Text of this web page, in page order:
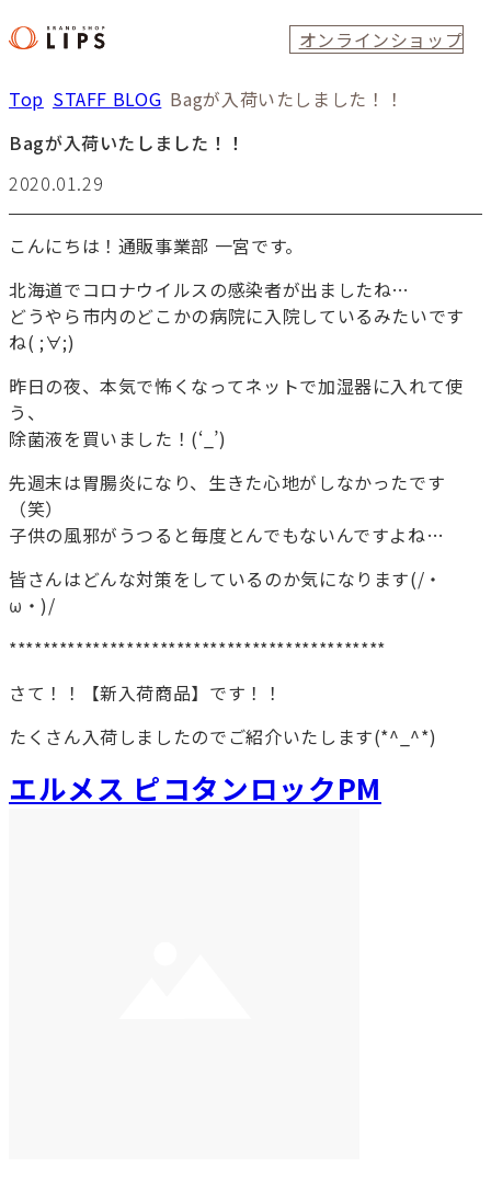
オンラインショップ
Top STAFF BLOG Bagが入荷いたしました！！
Bagが入荷いたしました！！
2020.01.29
こんにちは！通販事業部 一宮です。
北海道でコロナウイルスの感染者が出ましたね…
どうやら市内のどこかの病院に入院しているみたいです
ね( ;∀;)
昨日の夜、本気で怖くなってネットで加湿器に入れて使
う、
除菌液を買いました！(‘_’)
先週末は胃腸炎になり、生きた心地がしなかったです
（笑）
子供の風邪がうつると毎度とんでもないんですよね…
皆さんはどんな対策をしているのか気になります(/・
ω・)/
*********************************************
さて！！【新入荷商品】です！！
たくさん入荷しましたのでご紹介いたします(*^_^*)
エルメス ピコタンロックPM